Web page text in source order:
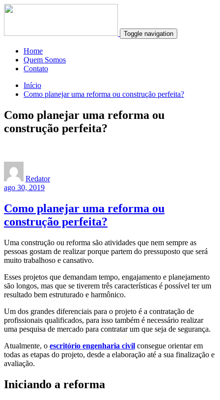
Toggle navigation
Home
Quem Somos
Contato
Início
Como planejar uma reforma ou construção perfeita?
Como planejar uma reforma ou
construção perfeita?
Redator
ago 30, 2019
Como planejar uma reforma ou
construção perfeita?
Uma construção ou reforma são atividades que nem sempre as
pessoas gostam de realizar porque partem do pressuposto que será
muito trabalhoso e cansativo.
Esses projetos que demandam tempo, engajamento e planejamento
são longos, mas que se tiverem três características é possível ter um
resultado bem estruturado e harmônico.
Um dos grandes diferenciais para o projeto é a contratação de
profissionais qualificados, para isso também é necessário realizar
uma pesquisa de mercado para contratar um que seja de segurança.
Atualmente, o escritório engenharia civil consegue orientar em
todas as etapas do projeto, desde a elaboração até a sua finalização e
avaliação.
Iniciando a reforma